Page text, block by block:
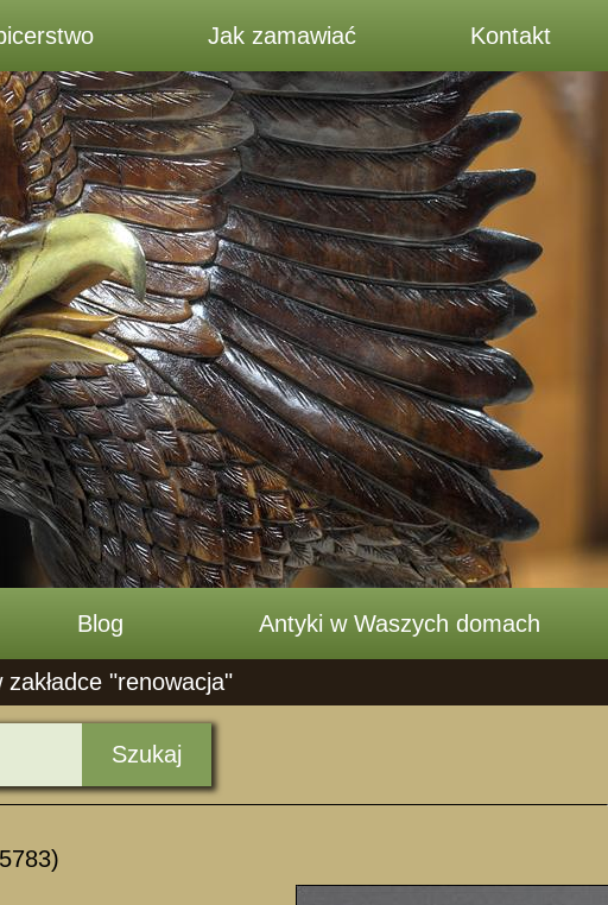
Jak zamawiać Kontakt
Blog Antyki w Waszych domach
"renowacja"
Szukaj